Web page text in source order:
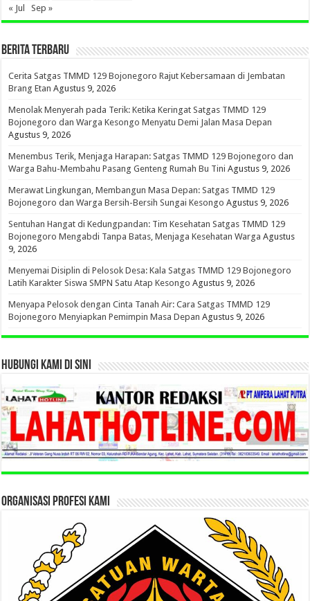
« Jul
Sep »
BERITA TERBARU
Cerita Satgas TMMD 129 Bojonegoro Rajut Kebersamaan di Jembatan
Brang Etan Agustus 9, 2026
Menolak Menyerah pada Terik: Ketika Keringat Satgas TMMD 129
Bojonegoro dan Warga Kesongo Menyatu Demi Jalan Masa Depan
Agustus 9, 2026
Menembus Terik, Menjaga Harapan: Satgas TMMD 129 Bojonegoro dan
Warga Bahu-Membahu Pasang Genteng Rumah Bu Tini Agustus 9, 2026
Merawat Lingkungan, Membangun Masa Depan: Satgas TMMD 129
Bojonegoro dan Warga Bersih-Bersih Sungai Kesongo Agustus 9, 2026
Sentuhan Hangat di Kedungpandan: Tim Kesehatan Satgas TMMD 129
Bojonegoro Mengabdi Tanpa Batas, Menjaga Kesehatan Warga Agustus
9, 2026
Menyemai Disiplin di Pelosok Desa: Kala Satgas TMMD 129 Bojonegoro
Latih Karakter Siswa SMPN Satu Atap Kesongo Agustus 9, 2026
Menyapa Pelosok dengan Cinta Tanah Air: Cara Satgas TMMD 129
Bojonegoro Menyiapkan Pemimpin Masa Depan Agustus 9, 2026
HUBUNGI KAMI DI SINI
ORGANISASI PROFESI KAMI